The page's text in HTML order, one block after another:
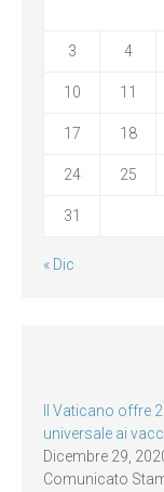
3 4
10 11
17 18
24 25
31
« Dic
Il Vaticano offre
universale ai
Dicembre 29,
Comunicato